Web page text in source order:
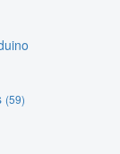
(59)